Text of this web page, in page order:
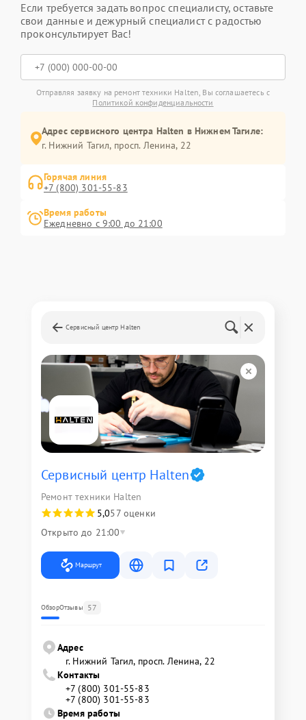
Если требуется задать вопрос специалисту, оставьте
свои данные и дежурный специалист с радостью
проконсультирует Вас!
Отправляя заявку на ремонт техники Halten, Вы соглашаетесь с
Политикой конфиденциальности
Адрес сервисного центра Halten в Нижнем Тагиле:
г. Нижний Тагил, просп. Ленина, 22
Горячая линия
+7 (800) 301-55-83
Время работы
Ежедневно с 9:00 до 21:00
Сервисный центр Halten
Сервисный центр Halten
Ремонт техники Halten
5,057 оценки
Открыто до 21:00
Маршрут
ОбзорОтзывы 57
Адрес
г. Нижний Тагил, просп. Ленина, 22
Контакты
+7 (800) 301-55-83
+7 (800) 301-55-83
Время работы